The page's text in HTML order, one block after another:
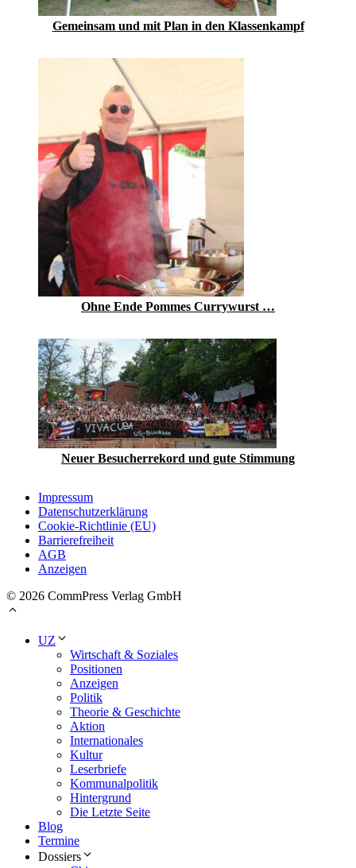
Gemeinsam und mit Plan in den Klassenkampf
Ohne Ende Pommes Currywurst …
Neuer Besucherrekord und gute Stimmung
Impressum
Datenschutzerklärung
Cookie-Richtlinie (EU)
Barrierefreiheit
AGB
Anzeigen
© 2026 CommPress Verlag GmbH
UZ
Wirtschaft & Soziales
Positionen
Anzeigen
Politik
Theorie & Geschichte
Aktion
Internationales
Kultur
Leserbriefe
Kommunalpolitik
Hintergrund
Die Letzte Seite
Blog
Termine
Dossiers